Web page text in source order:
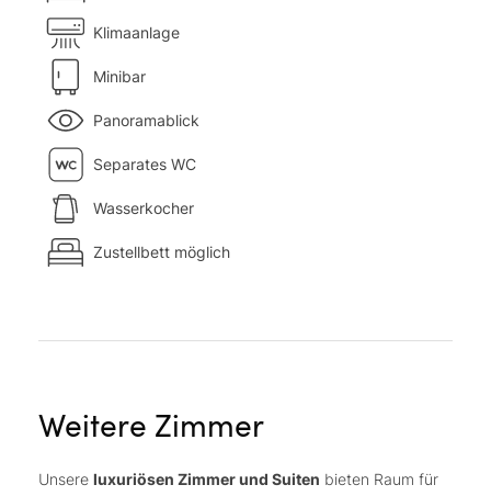
Klimaanlage
Minibar
Panoramablick
Separates WC
Wasserkocher
Zustellbett möglich
Weitere Zimmer
Unsere luxuriösen Zimmer und Suiten bieten Raum für